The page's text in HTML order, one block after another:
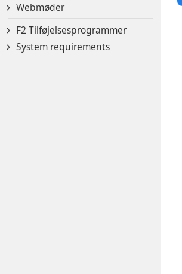
Webmøder
F2 Tilføjelsesprogrammer
System requirements